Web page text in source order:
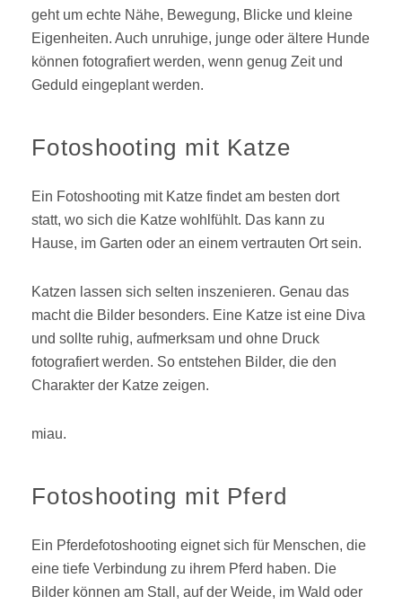
geht um echte Nähe, Bewegung, Blicke und kleine
Eigenheiten. Auch unruhige, junge oder ältere Hunde
können fotografiert werden, wenn genug Zeit und
Geduld eingeplant werden.
Fotoshooting mit Katze
Ein Fotoshooting mit Katze findet am besten dort
statt, wo sich die Katze wohlfühlt. Das kann zu
Hause, im Garten oder an einem vertrauten Ort sein.
Katzen lassen sich selten inszenieren. Genau das
macht die Bilder besonders. Eine Katze ist eine Diva
und sollte ruhig, aufmerksam und ohne Druck
fotografiert werden. So entstehen Bilder, die den
Charakter der Katze zeigen.
miau.
Fotoshooting mit Pferd
Ein Pferdefotoshooting eignet sich für Menschen, die
eine tiefe Verbindung zu ihrem Pferd haben. Die
Bilder können am Stall, auf der Weide, im Wald oder